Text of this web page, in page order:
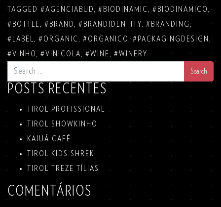
TAGGED #AGENCIABUD #BIODINAMIC ,#BIODINAMICO
#BOTTLE
#BRAND #BRANDIDENTITY #BRANDING ,
#LABEL
#ORGANIC #ORGANICO , #PACKAGINGDESIGN
#VINHO
#VINICOLA #WINE, #WINERY
SEARCH
POSTS RECENTES
TIROL PROFISSIONAL
TIROL SHOWKINHO
KAIUÁ CAFÉ
TIROL KIDS SHREK
TIROL TREZE TÍLIAS
COMENTÁRIOS